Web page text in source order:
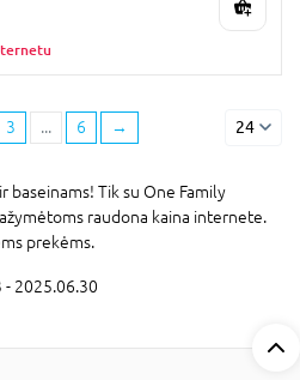
3 ... 6 → 24
baseinams! Tik su One Family
raudona kaina internete.
prekėms.
- 2025.06.30